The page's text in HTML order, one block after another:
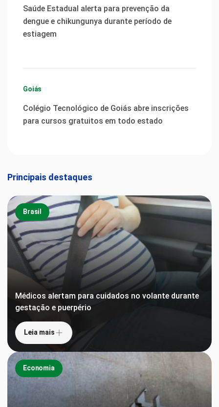
Saúde Estadual alerta para prevenção da
dengue e chikungunya durante período de
estiagem
Goiás
Colégio Tecnológico de Goiás abre inscrições
para cursos gratuitos em todo estado
Principais destaques
Brasil
Médicos alertam para cuidados no volante durante
gestação e puerpério
Leia mais
Economia